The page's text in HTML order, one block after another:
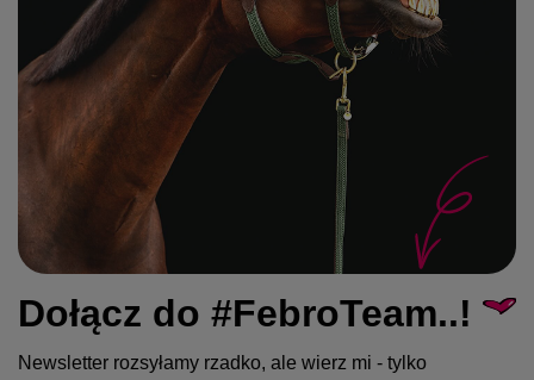
Dołącz do #FebroTeam..!
Newsletter rozsyłamy rzadko, ale wierz mi - tylko